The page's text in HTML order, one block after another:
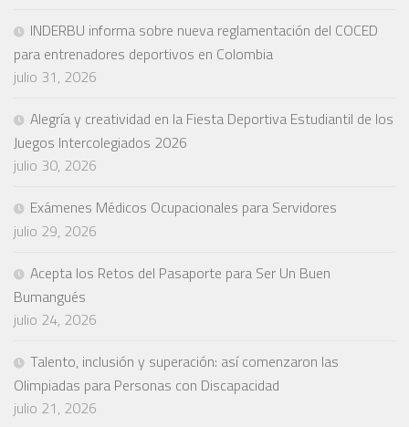
INDERBU informa sobre nueva reglamentación del COCED
para entrenadores deportivos en Colombia
julio 31, 2026
Alegría y creatividad en la Fiesta Deportiva Estudiantil de los
Juegos Intercolegiados 2026
julio 30, 2026
Exámenes Médicos Ocupacionales para Servidores
julio 29, 2026
Acepta los Retos del Pasaporte para Ser Un Buen
Bumangués
julio 24, 2026
Talento, inclusión y superación: así comenzaron las
Olimpiadas para Personas con Discapacidad
julio 21, 2026